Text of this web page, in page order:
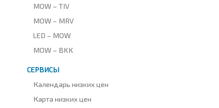
MOW – TIV
MOW – MRV
LED – MOW
MOW – BKK
СЕРВИСЫ
Календарь низких цен
Карта низких цен